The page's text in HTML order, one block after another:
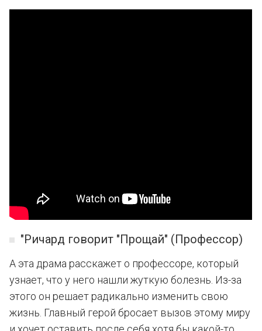
"Ричард говорит "Прощай" (Профессор)
А эта драма расскажет о профессоре, который
узнает, что у него нашли жуткую болезнь. Из-за
этого он решает радикально изменить свою
жизнь. Главный герой бросает вызов этому миру